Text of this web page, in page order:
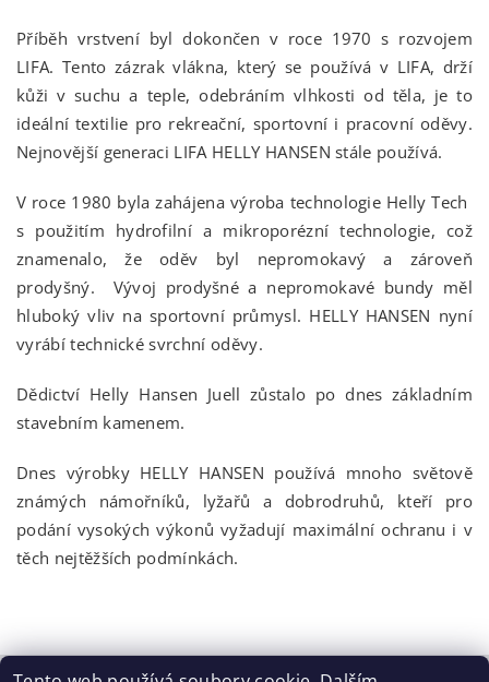
Příběh vrstvení byl dokončen v roce 1970 s rozvojem
LIFA. Tento zázrak vlákna, který se používá v LIFA, drží
kůži v suchu a teple, odebráním vlhkosti od těla, je to
ideální textilie pro rekreační, sportovní i pracovní oděvy.
Nejnovější generaci LIFA HELLY HANSEN stále používá.
V roce 1980 byla zahájena výroba technologie Helly Tech
s použitím hydrofilní a mikroporézní technologie, což
znamenalo, že oděv byl nepromokavý a zároveň
prodyšný. Vývoj prodyšné a nepromokavé bundy měl
hluboký vliv na sportovní průmysl. HELLY HANSEN nyní
vyrábí technické svrchní oděvy.
Dědictví Helly Hansen Juell zůstalo po dnes základním
stavebním kamenem.
Dnes výrobky HELLY HANSEN používá mnoho světově
známých námořníků, lyžařů a dobrodruhů, kteří pro
podání vysokých výkonů vyžadují maximální ochranu i v
těch nejtěžších podmínkách.